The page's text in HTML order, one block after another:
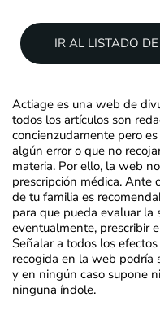
IR AL LISTADO
Actiage es una web de
todos los artículos son
concienzudamente pero
algún error o que no
materia. Por ello, la web
prescripción médica. Ante
de tu familia es
para que pueda evaluar la
eventualmente, prescribir
Señalar a todos los
recogida en la web podría
y en ningún caso supone
ninguna índole.